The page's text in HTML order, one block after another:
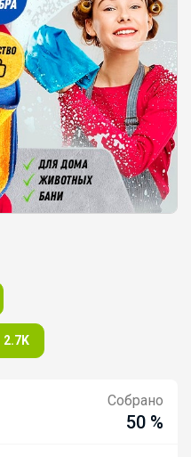
2.7K
Собрано
50 %